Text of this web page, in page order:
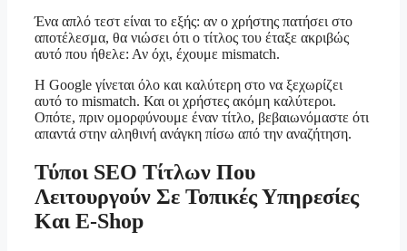
Ένα απλό τεστ είναι το εξής: αν ο χρήστης πατήσει στο
αποτέλεσμα, θα νιώσει ότι ο τίτλος του έταξε ακριβώς
αυτό που ήθελε: Αν όχι, έχουμε mismatch.
Η Google γίνεται όλο και καλύτερη στο να ξεχωρίζει
αυτό το mismatch. Και οι χρήστες ακόμη καλύτεροι.
Οπότε, πριν ομορφύνουμε έναν τίτλο, βεβαιωνόμαστε ότι
απαντά στην αληθινή ανάγκη πίσω από την αναζήτηση.
Τύποι SEO Τίτλων Που
Λειτουργούν Σε Τοπικές Υπηρεσίες
Και E-Shop